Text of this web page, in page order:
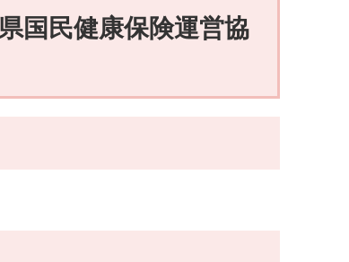
国民健康保険運営協